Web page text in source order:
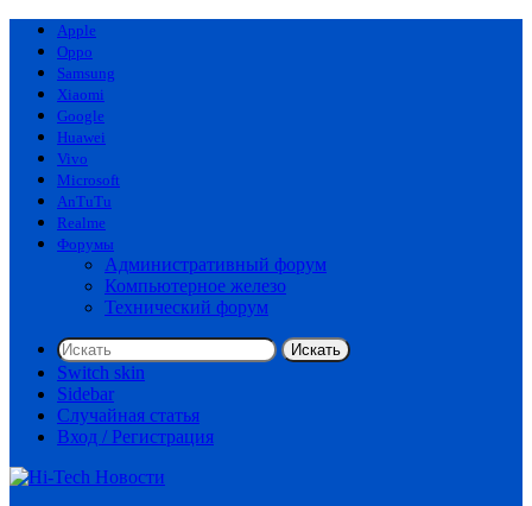
Apple
Oppo
Samsung
Xiaomi
Google
Huawei
Vivo
Microsoft
AnTuTu
Realme
Форумы
Административный форум
Компьютерное железо
Технический форум
Искать
Switch skin
Sidebar
Случайная статья
Вход / Регистрация